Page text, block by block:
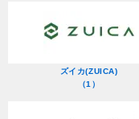
ズイカ(ZUICA)
（1）